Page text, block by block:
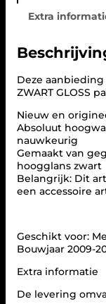
A
O
L
E
S
P
O
I
L
E
R
S
C
I
T
Extra
Deze aanbieding
ZWART GLOSS
Nieuw en
Absoluut
nauwkeurig
Gemaakt van
hoogglans zwart
Belangrijk: Dit
een accessoire
Geschikt voor:
Bouwjaar 2009-
Extra informatie
De levering